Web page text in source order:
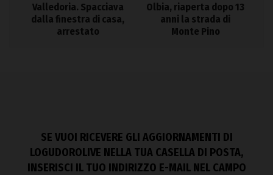
Valledoria. Spacciava
dalla finestra di casa,
arrestato
Olbia, riaperta dopo 13
anni la strada di
Monte Pino
SE VUOI RICEVERE GLI AGGIORNAMENTI DI
LOGUDOROLIVE NELLA TUA CASELLA DI POSTA,
INSERISCI IL TUO INDIRIZZO E-MAIL NEL CAMPO